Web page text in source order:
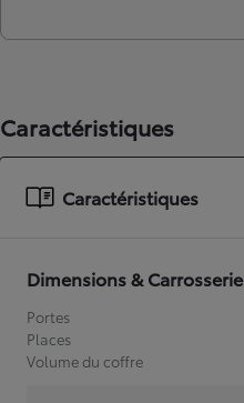
Caractéristiques
Caractéristiques
Dimensions & Carrosserie
Portes
Places
Volume du coffre